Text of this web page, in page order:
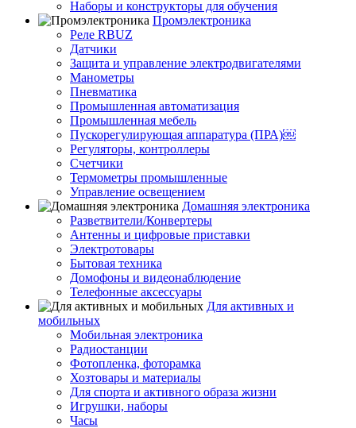
Наборы и конструкторы для обучения
Промэлектроника
Реле RBUZ
Датчики
Защита и управление электродвигателями
Манометры
Пневматика
Промышленная автоматизация
Промышленная мебель
Пускорегулирующая аппаратура (ПРА)￼
Регуляторы, контроллеры
Счетчики
Термометры промышленные
Управление освещением
Домашняя электроника
Разветвители/Конвертеры
Антенны и цифровые приставки
Электротовары
Бытовая техника
Домофоны и видеонаблюдение
Телефонные аксессуары
Для активных и
мобильных
Мобильная электроника
Радиостанции
Фотопленка, фоторамка
Хозтовары и материалы
Для спорта и активного образа жизни
Игрушки, наборы
Часы